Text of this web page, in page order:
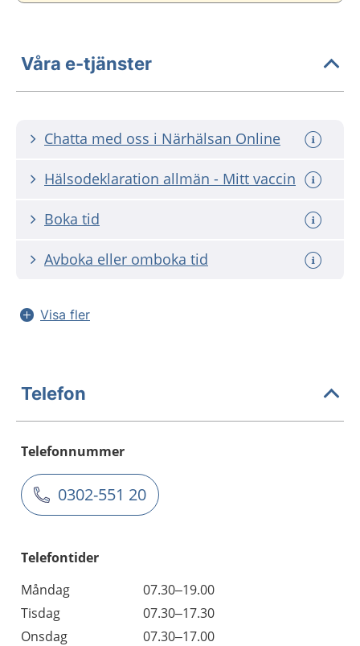
Våra e-tjänster
Chatta med oss i Närhälsan Online
Hälsodeklaration allmän - Mitt vaccin
Boka tid
Avboka eller omboka tid
Visa fler
Telefon
Telefonnummer
0302-551 20
Telefontider
Måndag
07.30–19.00
Tisdag
07.30–17.30
Onsdag
07.30–17.00